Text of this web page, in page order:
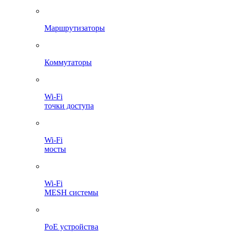
Маршрутизаторы
Коммутаторы
Wi-Fi
точки доступа
Wi-Fi
мосты
Wi-Fi
MESH системы
PoE устройства